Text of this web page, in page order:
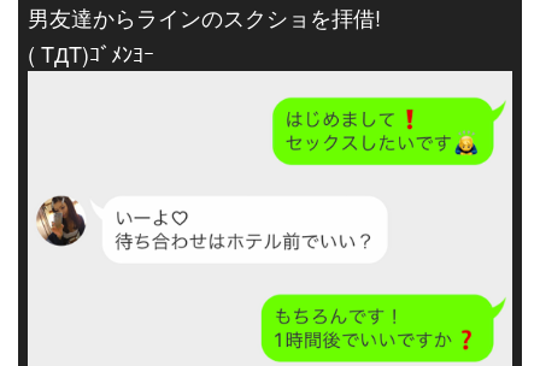
男友達からラインのスクショを拝借!
( TДT)ｺﾞﾒﾝﾖｰ